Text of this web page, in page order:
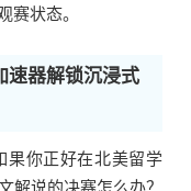
赛状态。
速器解锁沉浸式
果你正好在北美留学